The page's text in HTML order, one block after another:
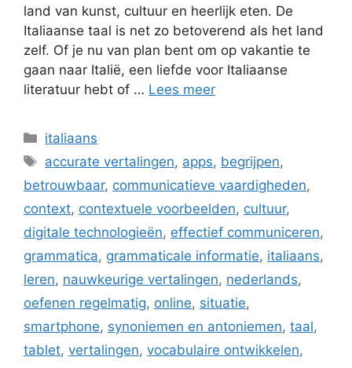
land van kunst, cultuur en heerlijk eten. De
Italiaanse taal is net zo betoverend als het land
zelf. Of je nu van plan bent om op vakantie te
gaan naar Italië, een liefde voor Italiaanse
literatuur hebt of … Lees meer
Categorieën
italiaans
Tags
accurate vertalingen, apps, begrijpen,
betrouwbaar, communicatieve vaardigheden,
context, contextuele voorbeelden, cultuur,
digitale technologieën, effectief communiceren,
grammatica, grammaticale informatie, italiaans,
leren, nauwkeurige vertalingen, nederlands,
oefenen regelmatig, online, situatie,
smartphone, synoniemen en antoniemen, taal,
tablet, vertalingen, vocabulaire ontwikkelen,